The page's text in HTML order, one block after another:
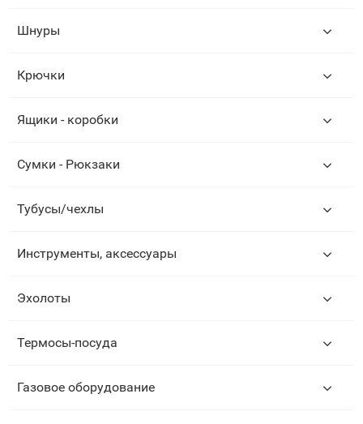
Шнуры
Крючки
Ящики - коробки
Сумки - Рюкзаки
Тубусы/чехлы
Инструменты, аксессуары
Эхолоты
Термосы-посуда
Газовое оборудование